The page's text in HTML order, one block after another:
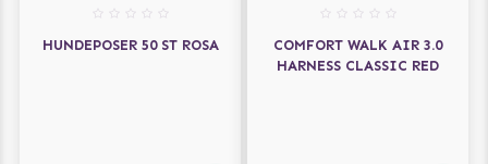
HUNDEPOSER 50 ST ROSA
COMFORT WALK AIR 3.0
HARNESS CLASSIC RED